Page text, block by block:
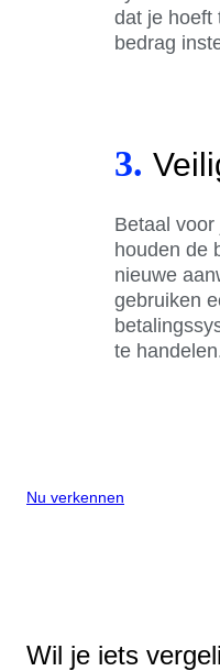
dat je hoeft
bedrag
3.
Betaal
houden de
nieuwe
gebruiken
te
Nu verkennen
Wil je iets